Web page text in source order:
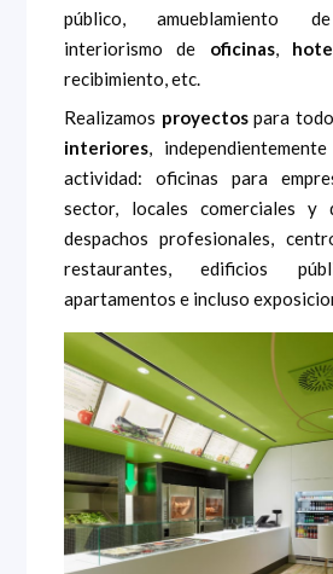
público, amueblamiento
interiorismo de oficinas,
recibimiento, etc.
Realizamos proyectospara
interiores,
actividad: oficinas para
sector, locales comerciales y
despachos profesionales,
restaurantes, edificios
apartamentos e incluso